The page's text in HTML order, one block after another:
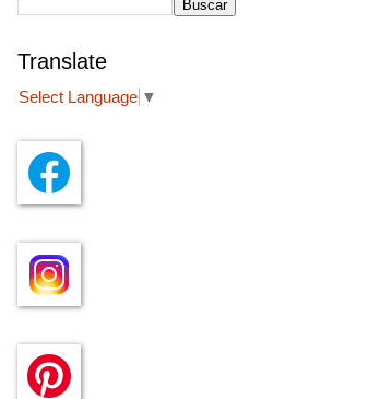
Translate
Select Language ▼